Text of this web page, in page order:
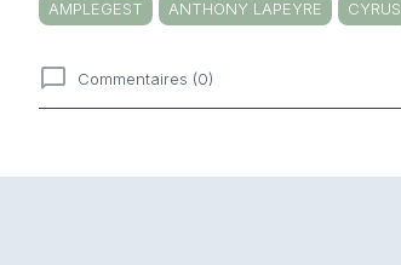
AMPLEGEST ANTHONY LAPEYRE CYRUS
Commentaires (0)